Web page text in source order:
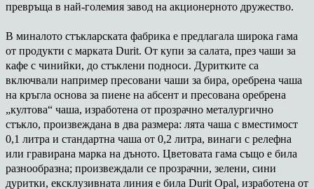
превръща в най-големия завод на акционерното дружество.
В миналото стъкларската фабрика е предлагала широка гама
от продукти с марката Durit. От купи за салата, през чаши за
кафе с чинийки, до стъклени подноси. Дуритките са
включвали например пресовани чаши за бира, оребрена чаша
на кръгла основа за пиене на абсент и пресована оребрена
„култова“ чаша, изработена от прозрачно металургично
стъкло, произвеждана в два размера: лята чаша с вместимост
0,1 литра и стандартна чаша от 0,2 литра, винаги с релефна
или гравирана марка на дъното. Цветовата гама също е била
разнообразна; произвеждали се прозрачни, зелени, сини
дуритки, ексклузивната линия е била Durit Opal, изработена от